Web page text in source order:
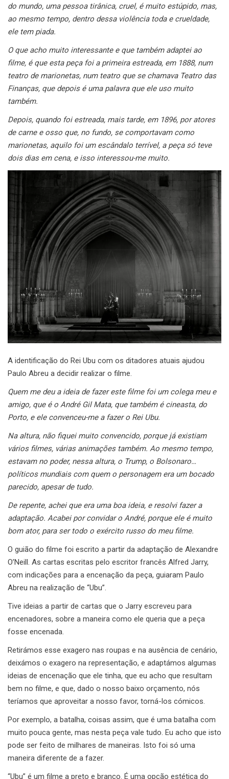
do mundo, uma pessoa tirânica, cruel, é muito estúpido, mas,
ao mesmo tempo, dentro dessa violência toda e crueldade,
ele tem piada.
O que acho muito interessante e que também adaptei ao
filme, é que esta peça foi a primeira estreada, em 1888, num
teatro de marionetas, num teatro que se chamava Teatro das
Finanças, que depois é uma palavra que ele uso muito
também.
Depois, quando foi estreada, mais tarde, em 1896, por atores
de carne e osso que, no fundo, se comportavam como
marionetas, aquilo foi um escândalo terrível, a peça só teve
dois dias em cena, e isso interessou-me muito.
A identificação do Rei Ubu com os ditadores atuais ajudou
Paulo Abreu a decidir realizar o filme.
Quem me deu a ideia de fazer este filme foi um colega meu e
amigo, que é o André Gil Mata, que também é cineasta, do
Porto, e ele convenceu-me a fazer o Rei Ubu.
Na altura, não fiquei muito convencido, porque já existiam
vários filmes, várias animações também. Ao mesmo tempo,
estavam no poder, nessa altura, o Trump, o Bolsonaro…
políticos mundiais com quem o personagem era um bocado
parecido, apesar de tudo.
De repente, achei que era uma boa ideia, e resolvi fazer a
adaptação. Acabei por convidar o André, porque ele é muito
bom ator, para ser todo o exército russo do meu filme.
O guião do filme foi escrito a partir da adaptação de Alexandre
O’Neill. As cartas escritas pelo escritor francês Alfred Jarry,
com indicações para a encenação da peça, guiaram Paulo
Abreu na realização de “Ubu”.
Tive ideias a partir de cartas que o Jarry escreveu para
encenadores, sobre a maneira como ele queria que a peça
fosse encenada.
Retirámos esse exagero nas roupas e na ausência de cenário,
deixámos o exagero na representação, e adaptámos algumas
ideias de encenação que ele tinha, que eu acho que resultam
bem no filme, e que, dado o nosso baixo orçamento, nós
teríamos que aproveitar a nosso favor, torná-los cómicos.
Por exemplo, a batalha, coisas assim, que é uma batalha com
muito pouca gente, mas nesta peça vale tudo. Eu acho que isto
pode ser feito de milhares de maneiras. Isto foi só uma
maneira diferente de a fazer.
“Ubu” é um filme a preto e branco. É uma opção estética do